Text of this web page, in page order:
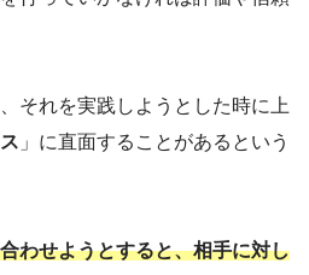
それを実践しようとした時に上
」に直面することがあるという
わせようとすると、相手に対し